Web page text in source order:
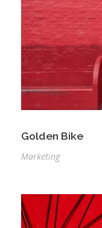
Golden Bike
Marketing